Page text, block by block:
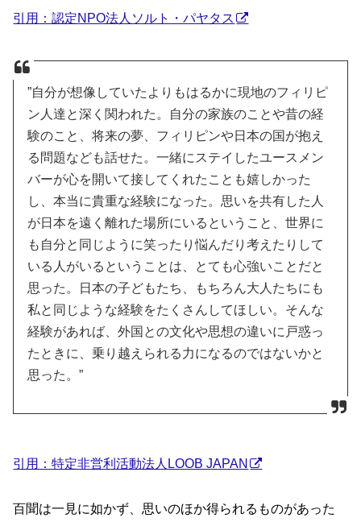
引用：認定NPO法人ソルト・パヤタス
”自分が想像していたよりもはるかに現地のフィリピ
ン人達と深く関われた。自分の家族のことや昔の経
験のこと、将来の夢、フィリピンや日本の国が抱え
る問題なども話せた。一緒にステイしたユースメン
バーが心を開いて接してくれたことも嬉しかった
し、本当に貴重な経験になった。思いを共有した人
が日本を遠く離れた場所にいるということ、世界に
も自分と同じように笑ったり悩んだり考えたりして
いる人がいるということは、とても心強いことだと
思った。日本の子どもたち、もちろん大人たちにも
私と同じような経験をたくさんしてほしい。そんな
経験があれば、外国との文化や思想の違いに戸惑っ
たときに、乗り越えられる力になるのではないかと
思った。”
引用：特定非営利活動法人LOOB JAPAN
百聞は一見に如かず、思いのほか得られるものがあった